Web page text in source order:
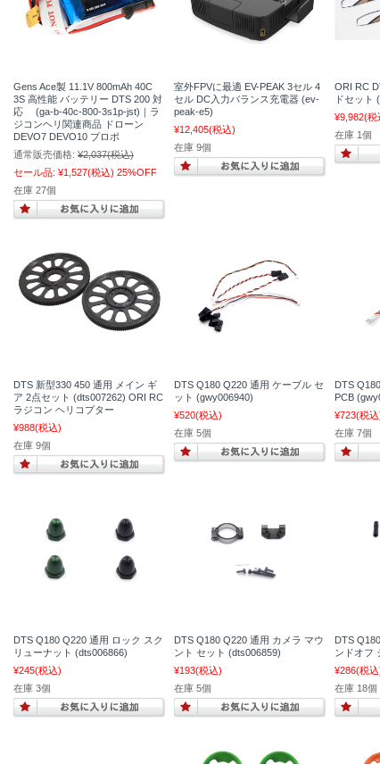
Gens Ace製 11.1V 800mAh 40C
3S 高性能 バッテリー DTS 200 対
応 (ga-b-40c-800-3s1p-jst)｜ラ
ジコンヘリ関連商品 ドローン
DEVO7 DEVO10 プロポ
通常販売価格: ¥2,037(税込)
セール品: ¥1,527(税込) 25%OFF
在庫 27個
室外FPVに最適 EV-PEAK 3セル 4
セル DC入力バランス充電器 (ev-
peak-e5)
¥12,405(税込)
在庫 9個
ORI RC
ドセット
¥9,982(税
在庫 1個
DTS 新型330 450 通用 メイン ギ
ア 2点セット (dts007262) ORI RC
ラジコン ヘリコプター
¥988(税込)
在庫 9個
DTS Q180 Q220 通用 ケーブル セ
ット (gwy006940)
¥520(税込)
在庫 5個
DTS
PCB
¥723(税込
在庫 7個
DTS Q180 Q220 通用 ロック スク
リューナット (dts006866)
¥245(税込)
在庫 3個
DTS Q180 Q220 通用 カメラ マウ
ント セット (dts006859)
¥193(税込)
在庫 5個
DTS
ンドオフ
¥286(税込
在庫 18個